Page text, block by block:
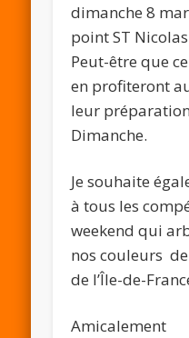
dimanche 8
point ST
Peut-être que
en profiteront
leur
Dimanche.
Je souhaite
à tous les
weekend qui
nos couleurs de
de l’Île-de-
Amicalement